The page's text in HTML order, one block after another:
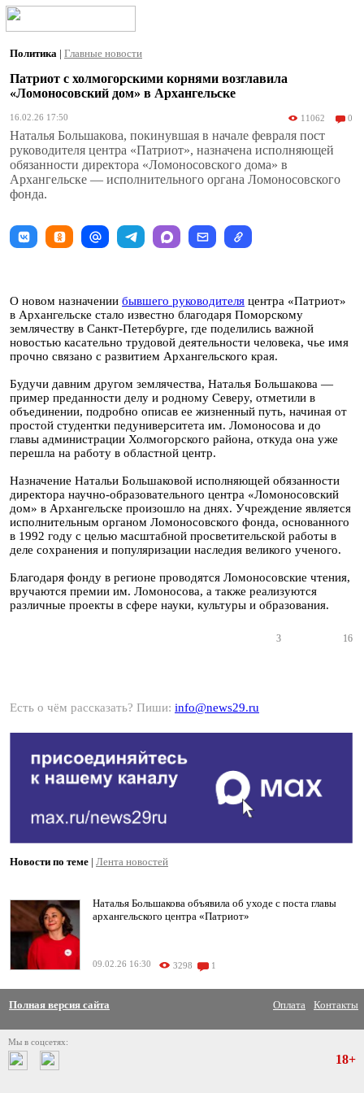
Политика | Главные новости
Патриот с холмогорскими корнями возглавила
«Ломоносовский дом» в Архангельске
16.02.26 17:50 11062 0
Наталья Большакова, покинувшая в начале февраля пост
руководителя центра «Патриот», назначена исполняющей
обязанности директора «Ломоносовского дома» в
Архангельске — исполнительного органа Ломоносовского
фонда.
О новом назначении бывшего руководителя центра «Патриот»
в Архангельске стало известно благодаря Поморскому
землячеству в Санкт-Петербурге, где поделились важной
новостью касательно трудовой деятельности человека, чье имя
прочно связано с развитием Архангельского края.
Будучи давним другом землячества, Наталья Большакова —
пример преданности делу и родному Северу, отметили в
объединении, подробно описав ее жизненный путь, начиная от
простой студентки педуниверситета им. Ломоносова и до
главы администрации Холмогорского района, откуда она уже
перешла на работу в областной центр.
Назначение Натальи Большаковой исполняющей обязанности
директора научно-образовательного центра «Ломоносовский
дом» в Архангельске произошло на днях. Учреждение является
исполнительным органом Ломоносовского фонда, основанного
в 1992 году с целью масштабной просветительской работы в
деле сохранения и популяризации наследия великого ученого.
Благодаря фонду в регионе проводятся Ломоносовские чтения,
вручаются премии им. Ломоносова, а также реализуются
различные проекты в сфере науки, культуры и образования.
3 16
Есть о чём рассказать? Пиши: info@news29.ru
Новости по теме | Лента новостей
Наталья Большакова объявила об уходе с поста главы
архангельского центра «Патриот»
09.02.26 16:30 3298 1
Полная версия сайта Оплата Контакты
Мы в соцсетях:
18+